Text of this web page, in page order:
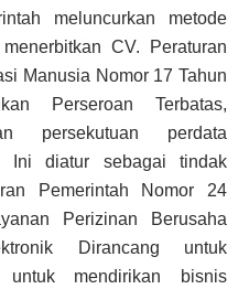
meluncurkan metode
CV. Peraturan
Manusia Nomor 17 Tahun
Perseroan Terbatas,
persekutuan perdata
Ini diatur sebagai tindak
Pemerintah Nomor 24
Perizinan Berusaha
Dirancang untuk
untuk mendirikan bisnis